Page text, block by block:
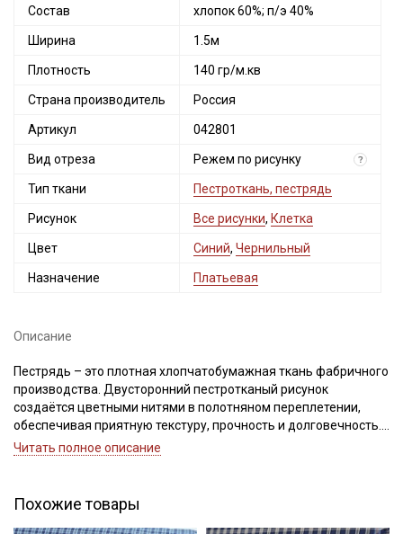
Состав хлопок 60%; п/э 40%
Ширина 1.5м
Плотность 140 гр/м.кв
Страна производитель Россия
Артикул 042801
Вид отреза Режем по рисунку ?
Тип ткани Пестроткань, пестрядь
Рисунок Все рисунки, Клетка
Цвет Синий, Чернильный
Назначение Платьевая
Описание
Пестрядь – это плотная хлопчатобумажная ткань фабричного
производства. Двусторонний пестротканый рисунок
создаётся цветными нитями в полотняном переплетении,
обеспечивая приятную текстуру, прочность и долговечность.
Идеально подходит для пошива традиционной одежды:
прихваток.
Читать полное описание
Похожие товары